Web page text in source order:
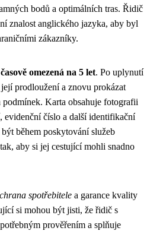
bodů a optimálních tras. Řidič
znalost anglického jazyka, aby byl
zákazníky.
omezená na 5 let. Po uplynutí
prodloužení a znovu prokázat
Karta obsahuje fotografii
evidenční číslo a další identifikační
během poskytování služeb
aby si jej cestující mohli snadno
spotřebitele a garance kvality
si mohou být jisti, že řidič s
prověřením a splňuje